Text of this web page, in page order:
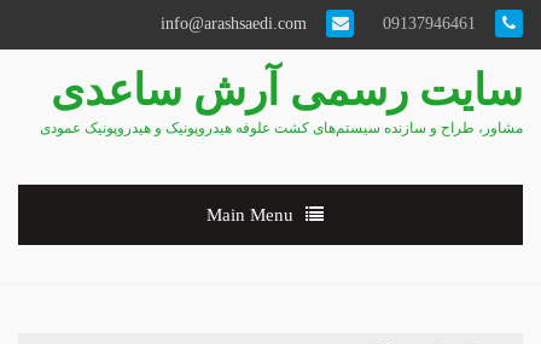
سایت رسمی آرش ساعدی
مشاور، طراح و سازنده سیستم‌های کشت علوفه هیدروپونیک و هیدروپونیک عمودی
Main Menu